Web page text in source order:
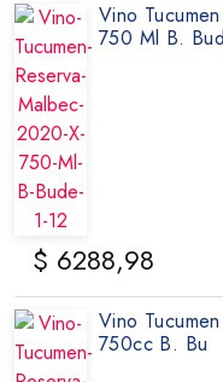
Vino
750 Ml B.
$ 6288,98
Vino
750cc B. Bu